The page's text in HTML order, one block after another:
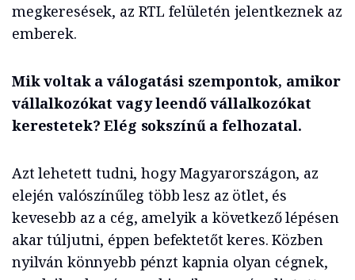
megkeresések, az RTL felületén jelentkeznek az
emberek.
Mik voltak a válogatási szempontok, amikor
vállalkozókat vagy leendő vállalkozókat
kerestetek? Elég sokszínű a felhozatal.
Azt lehetett tudni, hogy Magyarországon, az
elején valószínűleg több lesz az ötlet, és
kevesebb az a cég, amelyik a következő lépésen
akar túljutni, éppen befektetőt keres. Közben
nyilván könnyebb pénzt kapnia olyan cégnek,